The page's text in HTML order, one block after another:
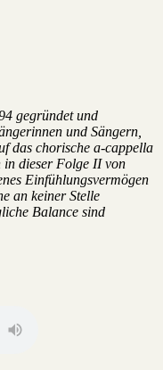
gegründet und
und Sängern,
das chorische a-cappella
in dieser Folge II von
Einfühlungsvermögen
an keiner Stelle
Balance sind